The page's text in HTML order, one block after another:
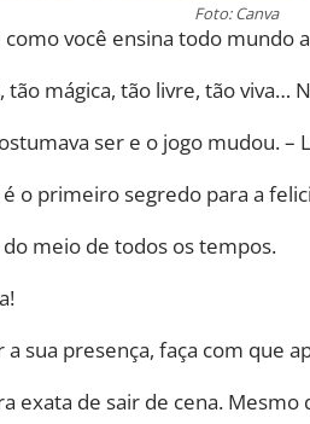
Foto: Canva
você ensina todo mundo
tão mágica, tão livre, tão viva…
ser e o jogo mudou. –
o primeiro segredo para a
meio de todos os tempos.
sua presença, faça com que
exata de sair de cena.